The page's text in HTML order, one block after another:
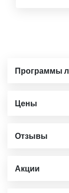
Программы
Цены
Отзывы
Акции